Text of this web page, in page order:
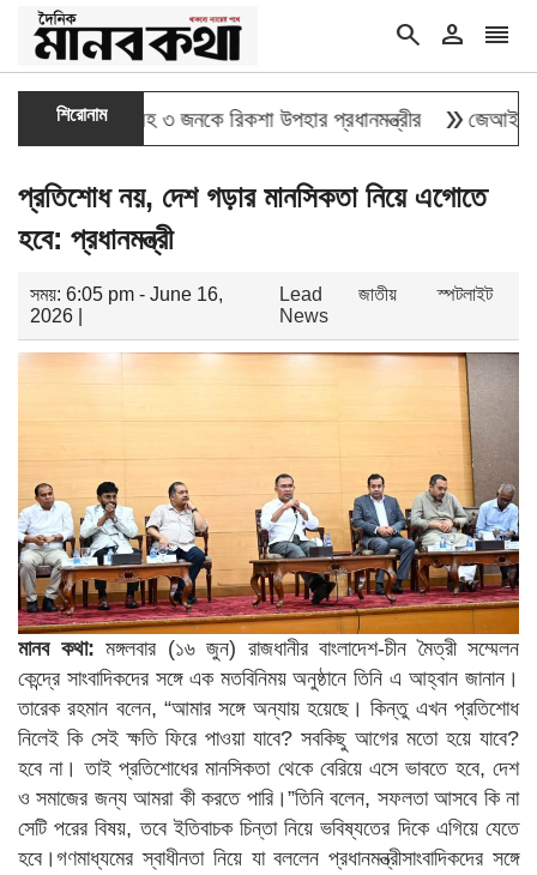
search person reorder
শিরোনাম
যোদ্ধাসহ ৩ জনকে রিকশা উপহার প্রধানমন্ত্রীর double_arrowজেআইসিতে এক-
প্রতিশোধ নয়, দেশ গড়ার মানসিকতা নিয়ে এগোতে
হবে: প্রধানমন্ত্রী
সময়: 6:05 pm - June 16,
2026 |
Lead
News
জাতীয় স্পটলাইট
মানব কথা: মঙ্গলবার (১৬ জুন) রাজধানীর বাংলাদেশ-চীন মৈত্রী সম্মেলন
কেন্দ্রে সাংবাদিকদের সঙ্গে এক মতবিনিময় অনুষ্ঠানে তিনি এ আহ্বান জানান।
তারেক রহমান বলেন, “আমার সঙ্গে অন্যায় হয়েছে। কিন্তু এখন প্রতিশোধ
নিলেই কি সেই ক্ষতি ফিরে পাওয়া যাবে? সবকিছু আগের মতো হয়ে যাবে?
হবে না। তাই প্রতিশোধের মানসিকতা থেকে বেরিয়ে এসে ভাবতে হবে, দেশ
ও সমাজের জন্য আমরা কী করতে পারি।”তিনি বলেন, সফলতা আসবে কি না
সেটি পরের বিষয়, তবে ইতিবাচক চিন্তা নিয়ে ভবিষ্যতের দিকে এগিয়ে যেতে
হবে।গণমাধ্যমের স্বাধীনতা নিয়ে যা বললেন প্রধানমন্ত্রীসাংবাদিকদের সঙ্গে